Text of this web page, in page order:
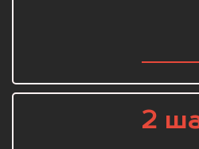
2